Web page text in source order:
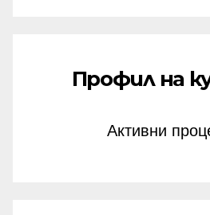
Профил на
Активни